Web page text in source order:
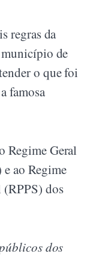
regras da
de
o que foi
famosa
Regime Geral
ao Regime
dos
dos